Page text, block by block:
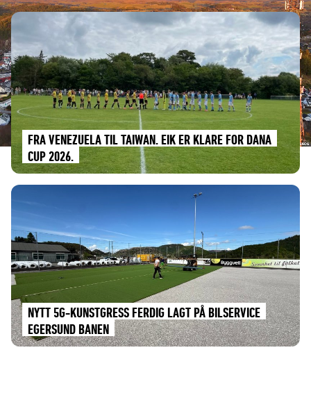
FRA VENEZUELA TIL TAIWAN. EIK ER KLARE FOR DANA
CUP 2026.
NYTT 5G-KUNSTGRESS FERDIG LAGT PÅ BILSERVICE
EGERSUND BANEN